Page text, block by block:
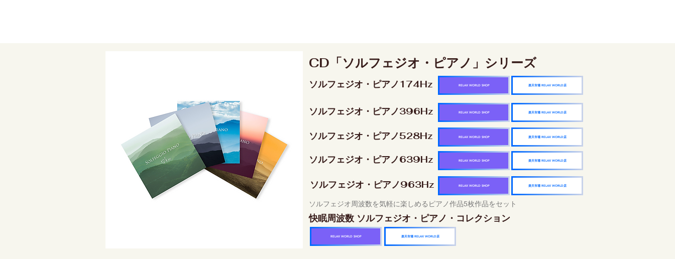
CD「ソルフェジオ・ピアノ」シリーズ
ソルフェジオ・ピアノ174Hz 楽天市場 RELAX WORLD店
RELAX WORLD SHOP
ソルフェジオ・ピアノ396Hz 楽天市場 RELAX WORLD店
RELAX WORLD SHOP
ソルフェジオ・ピアノ528Hz 楽天市場 RELAX WORLD店
RELAX WORLD SHOP
ソルフェジオ・ピアノ639Hz 楽天市場 RELAX WORLD店
RELAX WORLD SHOP
ソルフェジオ・ピアノ963Hz 楽天市場 RELAX WORLD店
RELAX WORLD SHOP
ソルフェジオ周波数を気軽に楽しめるピアノ作品5枚作品をセット
快眠周波数 ソルフェジオ・ピアノ・コレクション
RELAX WORLD SHOP 楽天市場 RELAX WORLD店